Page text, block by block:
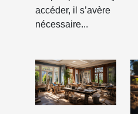
accéder, il s’avère
nécessaire...